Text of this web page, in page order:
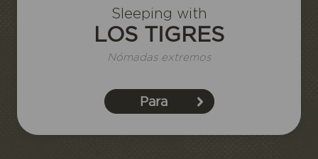
Sleeping with
LOS TIGRES
Nómadas extremos
Para
Reservo u ofrezco una estancia